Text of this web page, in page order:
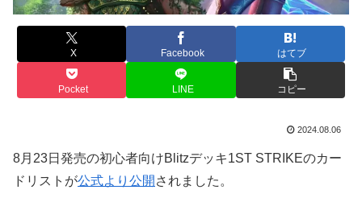
X Facebook はてブ
Pocket LINE コピー
2024.08.06
8月23日発売の初心者向けBlitzデッキ1ST STRIKEのカー
ドリストが公式より公開 されました。